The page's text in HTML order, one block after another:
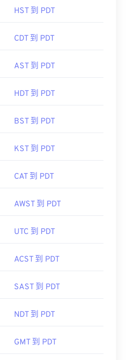
HST 到 PDT
CDT 到 PDT
AST 到 PDT
HDT 到 PDT
BST 到 PDT
KST 到 PDT
CAT 到 PDT
AWST 到 PDT
UTC 到 PDT
ACST 到 PDT
SAST 到 PDT
NDT 到 PDT
GMT 到 PDT